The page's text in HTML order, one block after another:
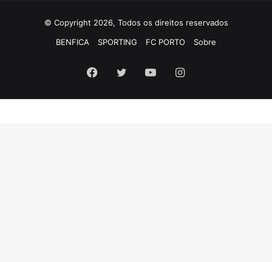
© Copyright 2026, Todos os direitos reservados
BENFICA
SPORTING FC PORTO Sobre
Facebook
TwitterYouTubeInstagram